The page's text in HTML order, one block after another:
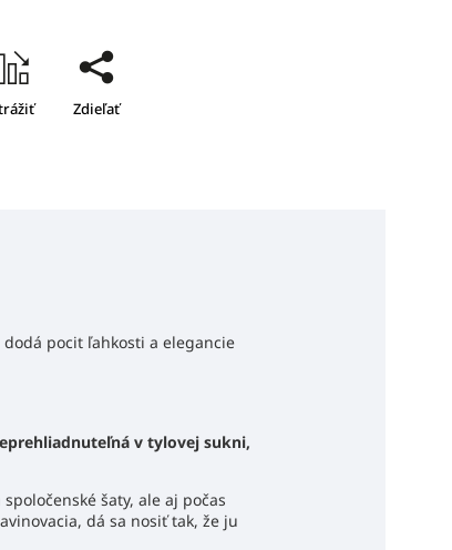
Zdieľať
pocit ľahkosti a elegancie
v tylovej sukni,
šaty, ale aj počas
dá sa nosiť tak, že ju